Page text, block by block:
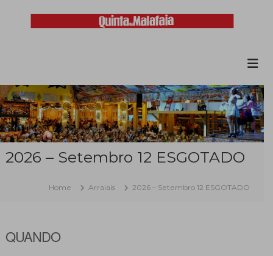
content
país
2026 – Setembro 12 ESGOTADO
Home Arraiais 2026 – Setembro 12 ESGOTADO
QUANDO